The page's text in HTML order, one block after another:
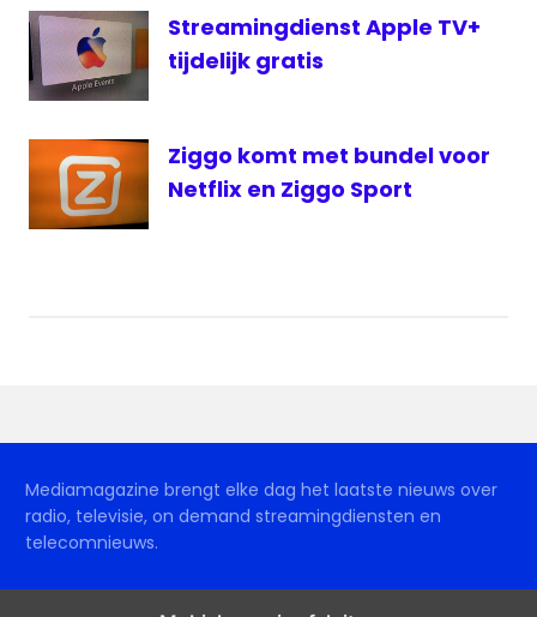
Streamingdienst Apple TV+
tijdelijk gratis
Ziggo komt met bundel voor
Netflix en Ziggo Sport
Mediamagazine brengt elke dag het laatste nieuws over
radio, televisie, on demand streamingdiensten en
telecomnieuws.